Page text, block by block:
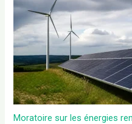
Moratoire sur les énergies